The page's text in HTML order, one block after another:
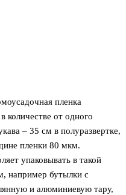
пленка
количестве от одного
– 35 см в полуразвертке,
пленки 80 мкм.
упаковывать в такой
например бутылки с
и алюминиевую тару,